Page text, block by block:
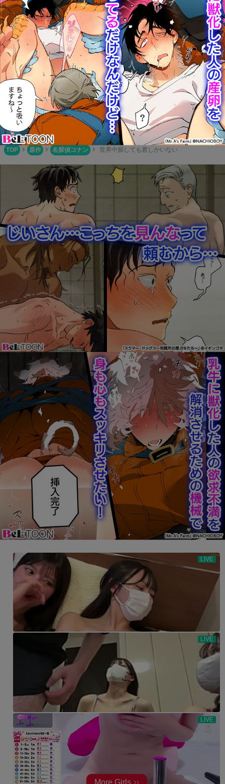
実しているので探したい同人誌が見つかるはず！
Boys Books(ボーイズブックス)
BL同人誌が簡単に一気読み！1タップで本編全てが読めちゃ
う便利なサイト！
ふじょコミ！
腐女子御用達の新定番サイト！色々なアニメやゲームの優良
BL作品が多数掲載されています！
TOP 原作 名探偵コナン 世界中探しても君しかいない